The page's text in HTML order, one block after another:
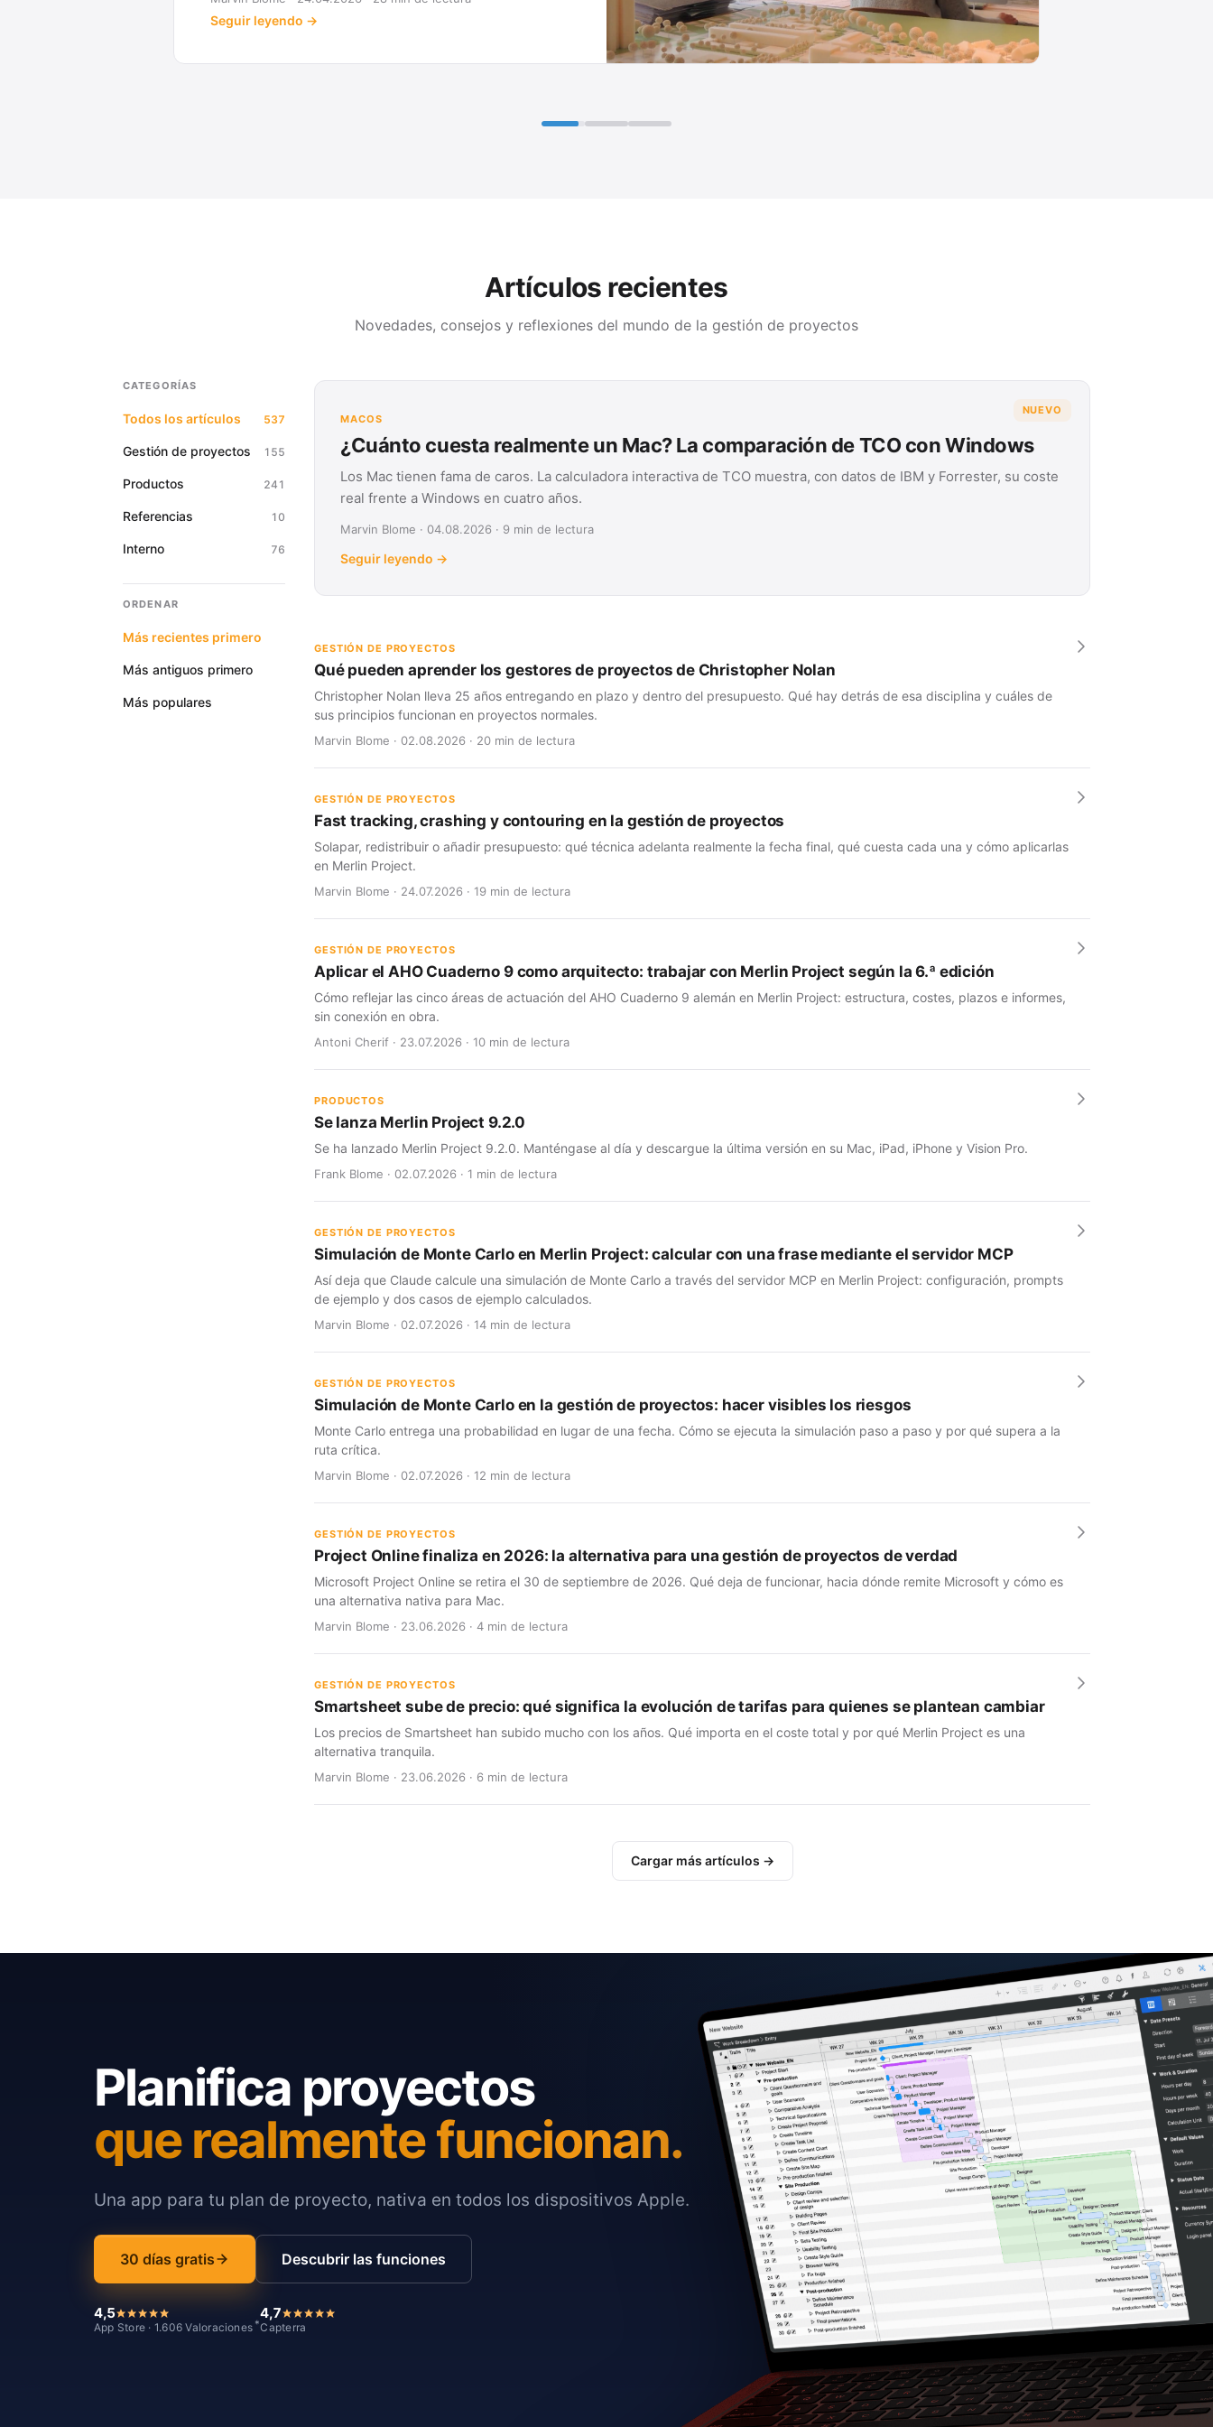
Seguir leyendo →
Artículos recientes
Novedades, consejos y reflexiones del mundo de la gestión de proyectos
CATEGORÍAS
Todos los artículos 537
Gestión de proyectos 155
Productos 241
Referencias 10
Interno 76
ORDENAR
Más recientes primero
Más antiguos primero
Más populares
NUEVO
MACOS
¿Cuánto cuesta realmente un Mac? La comparación de TCO con Windows
Los Mac tienen fama de caros. La calculadora interactiva de TCO muestra, con datos de IBM y Forrester, su coste
real frente a Windows en cuatro años.
Marvin Blome · 04.08.2026 · 9 min de lectura
Seguir leyendo →
GESTIÓN DE PROYECTOS
Qué pueden aprender los gestores de proyectos de Christopher Nolan
Christopher Nolan lleva 25 años entregando en plazo y dentro del presupuesto. Qué hay detrás de esa disciplina y cuáles de
sus principios funcionan en proyectos normales.
Marvin Blome · 02.08.2026 · 20 min de lectura
GESTIÓN DE PROYECTOS
Fast tracking, crashing y contouring en la gestión de proyectos
Solapar, redistribuir o añadir presupuesto: qué técnica adelanta realmente la fecha final, qué cuesta cada una y cómo aplicarlas
en Merlin Project.
Marvin Blome · 24.07.2026 · 19 min de lectura
GESTIÓN DE PROYECTOS
Aplicar el AHO Cuaderno 9 como arquitecto: trabajar con Merlin Project según la 6.ª edición
Cómo reflejar las cinco áreas de actuación del AHO Cuaderno 9 alemán en Merlin Project: estructura, costes, plazos e informes,
sin conexión en obra.
Antoni Cherif · 23.07.2026 · 10 min de lectura
PRODUCTOS
Se lanza Merlin Project 9.2.0
Se ha lanzado Merlin Project 9.2.0. Manténgase al día y descargue la última versión en su Mac, iPad, iPhone y Vision Pro.
Frank Blome · 02.07.2026 · 1 min de lectura
GESTIÓN DE PROYECTOS
Simulación de Monte Carlo en Merlin Project: calcular con una frase mediante el servidor MCP
Así deja que Claude calcule una simulación de Monte Carlo a través del servidor MCP en Merlin Project: configuración, prompts
de ejemplo y dos casos de ejemplo calculados.
Marvin Blome · 02.07.2026 · 14 min de lectura
GESTIÓN DE PROYECTOS
Simulación de Monte Carlo en la gestión de proyectos: hacer visibles los riesgos
Monte Carlo entrega una probabilidad en lugar de una fecha. Cómo se ejecuta la simulación paso a paso y por qué supera a la
ruta crítica.
Marvin Blome · 02.07.2026 · 12 min de lectura
GESTIÓN DE PROYECTOS
Project Online finaliza en 2026: la alternativa para una gestión de proyectos de verdad
Microsoft Project Online se retira el 30 de septiembre de 2026. Qué deja de funcionar, hacia dónde remite Microsoft y cómo es
una alternativa nativa para Mac.
Marvin Blome · 23.06.2026 · 4 min de lectura
GESTIÓN DE PROYECTOS
Smartsheet sube de precio: qué significa la evolución de tarifas para quienes se plantean cambiar
Los precios de Smartsheet han subido mucho con los años. Qué importa en el coste total y por qué Merlin Project es una
alternativa tranquila.
Marvin Blome · 23.06.2026 · 6 min de lectura
Cargar más artículos →
Planifica proyectos
que realmente funcionan.
Una app para tu plan de proyecto, nativa en todos los dispositivos Apple.
30 días gratis Descubrir las funciones
4,5
App Store · 1.606 Valoraciones *
4,7
Capterra